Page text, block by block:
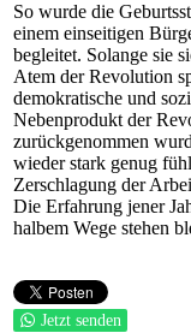
So wurde die
einem einseitigen
begleitet. Solange sie
Atem der Revolution
demokratische und
Nebenprodukt der
zurückgenommen
wieder stark genug
Zerschlagung der
Die Erfahrung jener
halbem Wege stehen
Jetzt senden